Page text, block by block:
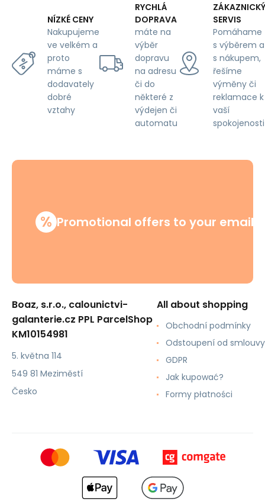
NÍZKÉ CENY
Nakupujeme
ve velkém a
proto
máme s
dodavately
dobré
vztahy
RYCHLÁ
DOPRAVA
máte na
výběr
dopravu
na adresu
či do
některé z
výdejen či
automatu
ZÁKAZNICKÝ
SERVIS
Pomáhame
s výběrem a
s nákupem,
řešíme
výměny či
reklamace k
vaší
spokojenosti
% Promotional offers to your email
Boaz, s.r.o., calounictvi-
galanterie.cz PPL ParcelShop
KM10154981
5. května 114
549 81 Meziměstí
Česko
All about shopping
Obchodní podmínky
Odstoupení od smlouvy
GDPR
Jak kupować?
Formy płatności